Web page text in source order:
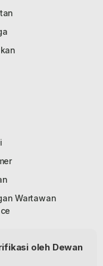
Wartawan
oleh Dewan